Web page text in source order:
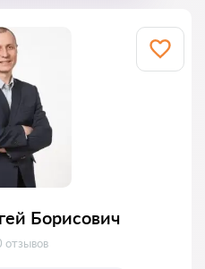
Борисович
отзывов